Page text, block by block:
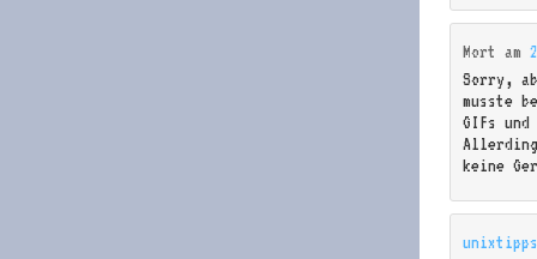
Mort am
Sorry,
musste
GIFs
keine